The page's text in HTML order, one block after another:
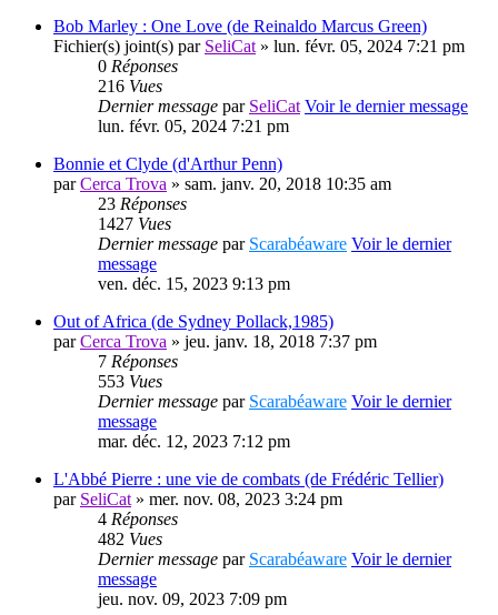
Bob Marley : One Love (de Reinaldo Marcus Green)
Fichier(s) joint(s) par SeliCat» lun. févr. 05, 2024 7:21 pm
0 Réponses
216 Vues
Dernier message par SeliCat Voir le dernier message
lun. févr. 05, 2024 7:21 pm
Bonnie et Clyde (d'Arthur Penn)
parCerca Trova » sam. janv. 20, 2018 10:35 am
23 Réponses
1427 Vues
Dernier message par Scarabéaware Voir le dernier
message
ven. déc. 15, 2023 9:13 pm
Out of Africa (de Sydney Pollack,1985)
parCerca Trova » jeu. janv. 18, 2018 7:37 pm
7 Réponses
553 Vues
Dernier message par Scarabéaware Voir le dernier
message
mar. déc. 12, 2023 7:12 pm
L'Abbé Pierre : une vie de combats (de Frédéric Tellier)
par SeliCat» mer. nov. 08, 2023 3:24 pm
4 Réponses
482 Vues
Dernier message par Scarabéaware Voir le dernier
message
jeu. nov. 09, 2023 7:09 pm